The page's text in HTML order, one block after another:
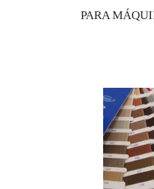
PARA